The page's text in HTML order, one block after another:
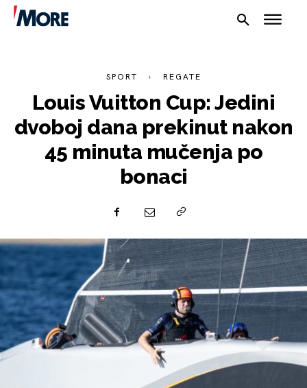
PLOVIDBA
SPIZA
VELIKE PRIČE
PRETPLATA
SPORT REGATE
Louis Vuitton Cup: Jedini
dvoboj dana prekinut nakon
45 minuta mučenja po
bonaci